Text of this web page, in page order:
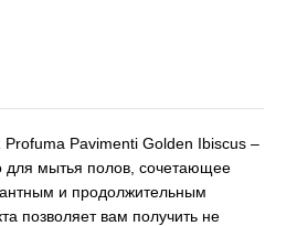
Pavimenti Golden Ibiscus –
для мытья полов, сочетающее
и продолжительным
позволяет вам получить не